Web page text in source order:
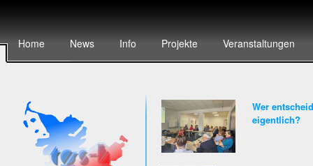
Home News Info Projekte Veranstaltungen
Wer
eigentlich?